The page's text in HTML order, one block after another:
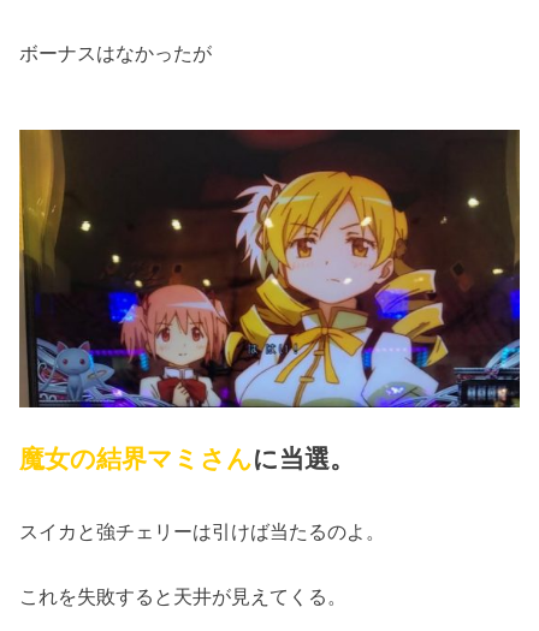
ボーナスはなかったが
魔女の結界マミさんに当選。
スイカと強チェリーは引けば当たるのよ。
これを失敗すると天井が見えてくる。